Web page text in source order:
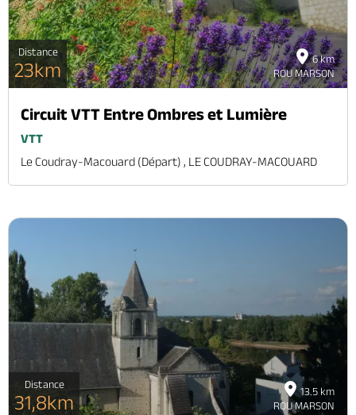
6 km
ROU MARSON
Distance
23km
Circuit VTT Entre Ombres et Lumière
VTT
Le Coudray-Macouard (départ) , LE COUDRAY-MACOUARD
13.5 km
ROU MARSON
Distance
31,8km